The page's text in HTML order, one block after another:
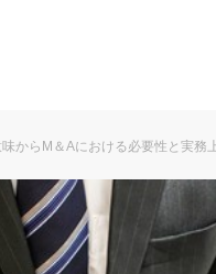
からM＆Aにおける必要性と実務